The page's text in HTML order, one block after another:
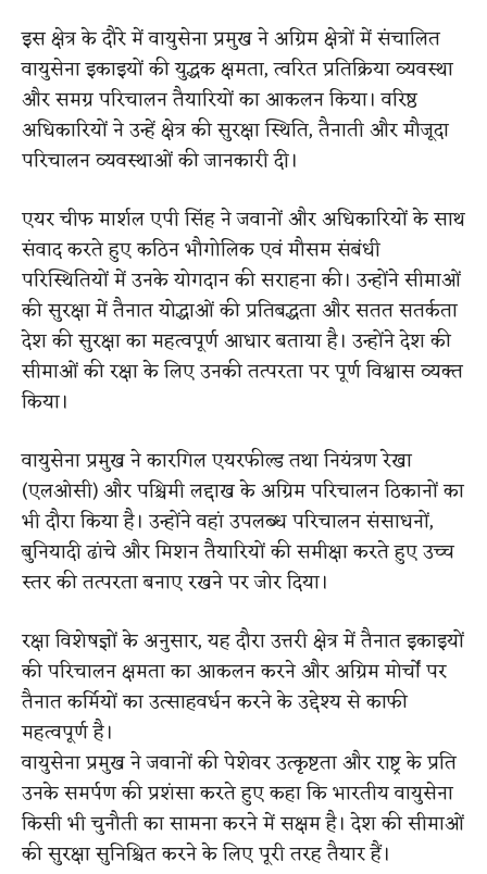
इस क्षेत्र के दौरे में वायुसेना प्रमुख ने अग्रिम क्षेत्रों में संचालित
वायुसेना इकाइयों की युद्धक क्षमता, त्वरित प्रतिक्रिया व्यवस्था
और समग्र परिचालन तैयारियों का आकलन किया। वरिष्ठ
अधिकारियों ने उन्हें क्षेत्र की सुरक्षा स्थिति, तैनाती और मौजूदा
परिचालन व्यवस्थाओं की जानकारी दी।
एयर चीफ मार्शल एपी सिंह ने जवानों और अधिकारियों के साथ
संवाद करते हुए कठिन भौगोलिक एवं मौसम संबंधी
परिस्थितियों में उनके योगदान की सराहना की। उन्होंने सीमाओं
की सुरक्षा में तैनात योद्धाओं की प्रतिबद्धता और सतत सतर्कता
देश की सुरक्षा का महत्वपूर्ण आधार बताया है। उन्होंने देश की
सीमाओं की रक्षा के लिए उनकी तत्परता पर पूर्ण विश्वास व्यक्त
किया।
वायुसेना प्रमुख ने कारगिल एयरफील्ड तथा नियंत्रण रेखा
(एलओसी) और पश्चिमी लद्दाख के अग्रिम परिचालन ठिकानों का
भी दौरा किया है। उन्होंने वहां उपलब्ध परिचालन संसाधनों,
बुनियादी ढांचे और मिशन तैयारियों की समीक्षा करते हुए उच्च
स्तर की तत्परता बनाए रखने पर जोर दिया।
रक्षा विशेषज्ञों के अनुसार, यह दौरा उत्तरी क्षेत्र में तैनात इकाइयों
की परिचालन क्षमता का आकलन करने और अग्रिम मोर्चों पर
तैनात कर्मियों का उत्साहवर्धन करने के उद्देश्य से काफी
महत्वपूर्ण है।
वायुसेना प्रमुख ने जवानों की पेशेवर उत्कृष्टता और राष्ट्र के प्रति
उनके समर्पण की प्रशंसा करते हुए कहा कि भारतीय वायुसेना
किसी भी चुनौती का सामना करने में सक्षम है। देश की सीमाओं
की सुरक्षा सुनिश्चित करने के लिए पूरी तरह तैयार हैं।